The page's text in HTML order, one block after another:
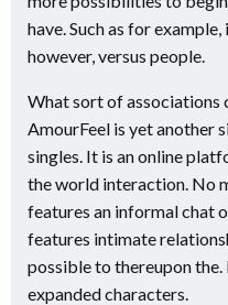
have. Such as for
however, versus people.
What sort of associations
AmourFeel is yet another
singles. It is an online
the world interaction. No
features an informal chat
features intimate
possible to thereupon
expanded characters.